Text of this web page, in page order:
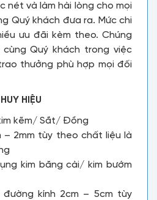
nét và làm hài lòng cho mọi
Quý khách đưa ra. Mức chi
ưu đãi kèm theo. Chúng
Quý khách trong việc
thưởng phù hợp mọi đối
HIỆU
kẽm/ Sắt/ Đồng
– 2mm tùy theo chất liệu là
kim băng cài/ kim bướm
đường kính 2cm – 5cm tùy